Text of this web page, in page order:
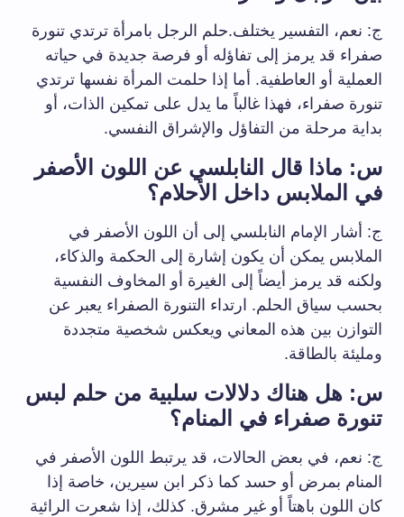
ج: نعم، التفسير يختلف.حلم الرجل بامرأة ترتدي تنورة
صفراء قد يرمز إلى تفاؤله أو فرصة جديدة في حياته
العملية أو العاطفية. أما إذا حلمت المرأة نفسها ترتدي
تنورة صفراء، فهذا غالباً ما يدل على تمكين الذات، أو
بداية مرحلة من التفاؤل والإشراق النفسي.
س: ماذا قال النابلسي عن اللون الأصفر
في الملابس داخل الأحلام؟
ج: أشار الإمام النابلسي إلى أن اللون الأصفر في
الملابس يمكن أن يكون إشارة إلى الحكمة والذكاء،
ولكنه قد يرمز أيضاً إلى الغيرة أو المخاوف النفسية
بحسب سياق الحلم. ارتداء التنورة الصفراء يعبر عن
التوازن بين هذه المعاني ويعكس شخصية متجددة
ومليئة بالطاقة.
س: هل هناك دلالات سلبية من حلم لبس
تنورة صفراء في المنام؟
ج: نعم، في بعض الحالات، قد يرتبط اللون الأصفر في
المنام بمرض أو حسد كما ذكر ابن سيرين، خاصة إذا
كان اللون باهتاً أو غير مشرق. كذلك، إذا شعرت الرائية